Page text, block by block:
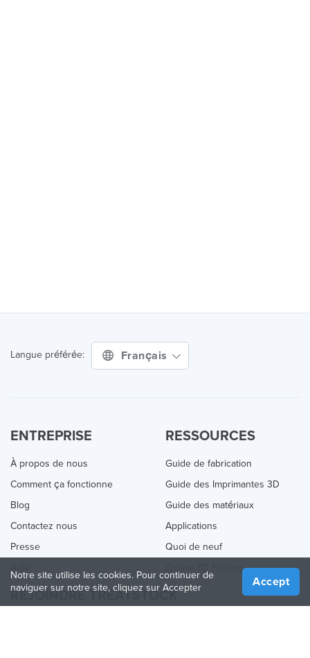
Langue préférée: Français
ENTREPRISE
À propos de nous
Comment ça fonctionne
Blog
Contactez nous
Presse
RESSOURCES
Guide de fabrication
Guide des Imprimantes 3D
Guide des matériaux
Applications
Quoi de neuf
Online 3D Printing
REJOINDRE TREATSTOCK
Notre site utilise les cookies. Pour continuer de
naviguer sur notre site, cliquez sur Accepter
Accept